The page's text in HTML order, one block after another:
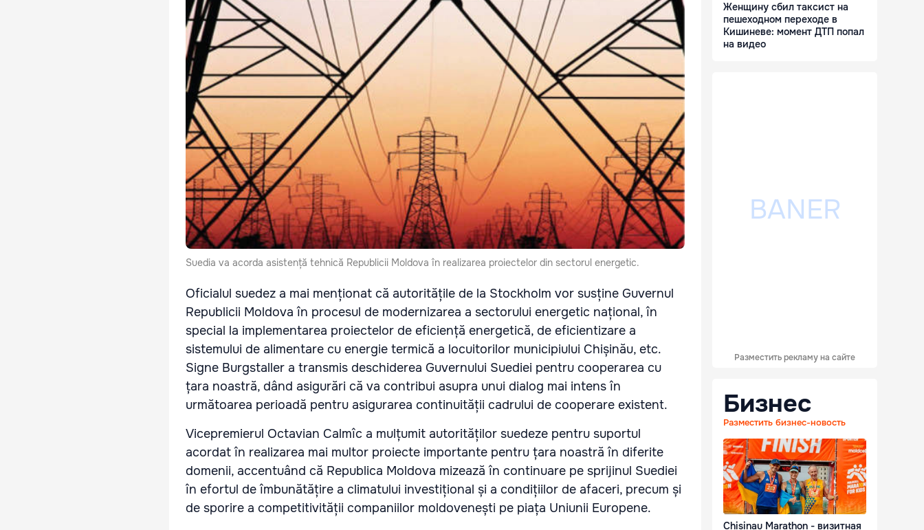
Suedia va acorda asistență tehnică Republicii Moldova în realizarea proiectelor din sectorul energetic.
Oficialul suedez a mai menționat că autoritățile de la Stockholm vor susține Guvernul
Republicii Moldova în procesul de modernizarea a sectorului energetic național, în
special la implementarea proiectelor de eficiență energetică, de eficientizare a
sistemului de alimentare cu energie termică a locuitorilor municipiului Chișinău, etc.
Signe Burgstaller a transmis deschiderea Guvernului Suediei pentru cooperarea cu
țara noastră, dând asigurări că va contribui asupra unui dialog mai intens în
următoarea perioadă pentru asigurarea continuității cadrului de cooperare existent.
Vicepremierul Octavian Calmîc a mulțumit autorităților suedeze pentru suportul
acordat în realizarea mai multor proiecte importante pentru țara noastră în diferite
domenii, accentuând că Republica Moldova mizează în continuare pe sprijinul Suediei
în efortul de îmbunătățire a climatului investițional și a condițiilor de afaceri, precum și
de sporire a competitivității companiilor moldovenești pe piața Uniunii Europene.
Женщину сбил таксист на
пешеходном переходе в
Кишиневе: момент ДТП попал
на видео
Разместить рекламу на сайте
Бизнес
Разместить бизнес-новость
Chisinau Marathon - визитная